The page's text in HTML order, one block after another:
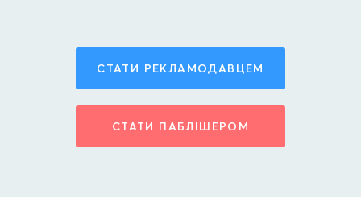
СТАТИ РЕКЛАМОДАВЦЕМ
СТАТИ ПАБЛІШЕРОМ